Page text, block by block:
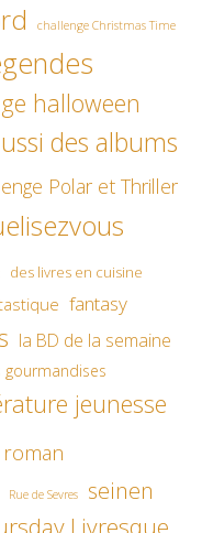
challenge Christmas Time
halloween
des albums
Polar et Thriller
des livres en cuisine
fantasy
la BD de la semaine
gourmandises
jeunesse
roman
Rue de Sevres seinen
Livresque